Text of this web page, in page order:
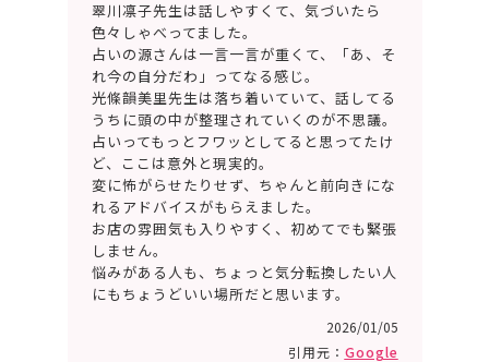
翠川凛子先生は話しやすくて、気づいたら
色々しゃべってました。
占いの源さんは一言一言が重くて、「あ、そ
れ今の自分だわ」ってなる感じ。
光條韻美里先生は落ち着いていて、話してる
うちに頭の中が整理されていくのが不思議。
占いってもっとフワッとしてると思ってたけ
ど、ここは意外と現実的。
変に怖がらせたりせず、ちゃんと前向きにな
れるアドバイスがもらえました。
お店の雰囲気も入りやすく、初めてでも緊張
しません。
悩みがある人も、ちょっと気分転換したい人
にもちょうどいい場所だと思います。
2026/01/05
引用元： Google